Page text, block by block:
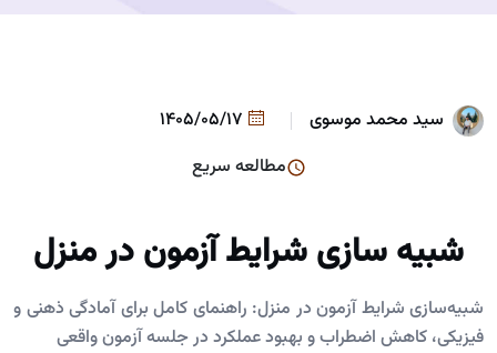
سید محمد موسوی
مطالعه سریع
شبیه سازی شرایط آزمون در منزل
شبیه‌سازی شرایط آزمون در منزل: راهنمای کامل برای آمادگی ذهنی و
فیزیکی، کاهش اضطراب و بهبود عملکرد در جلسه آزمون واقعی